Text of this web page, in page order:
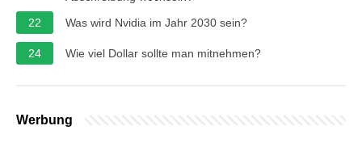
22
Was wird Nvidia im Jahr 2030 sein?
24 Wie viel Dollar sollte man mitnehmen?
Werbung